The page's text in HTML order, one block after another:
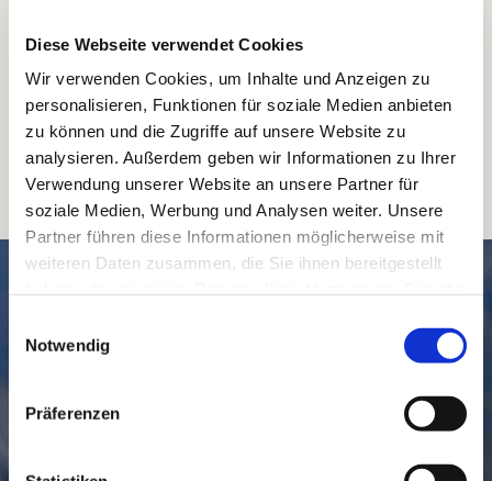
Diese Webseite verwendet Cookies
Wir verwenden Cookies, um Inhalte und Anzeigen zu
personalisieren, Funktionen für soziale Medien anbieten
zu können und die Zugriffe auf unsere Website zu
analysieren. Außerdem geben wir Informationen zu Ihrer
Verwendung unserer Website an unsere Partner für
soziale Medien, Werbung und Analysen weiter. Unsere
Partner führen diese Informationen möglicherweise mit
weiteren Daten zusammen, die Sie ihnen bereitgestellt
Notwendig
Präferenzen
Ehrenamtskoordinatorin an St. Marien, Evi Wiese,
alle Interessierten ein.
Foto: Andreas Hutzel
SCHNELL // NAVIGIERT